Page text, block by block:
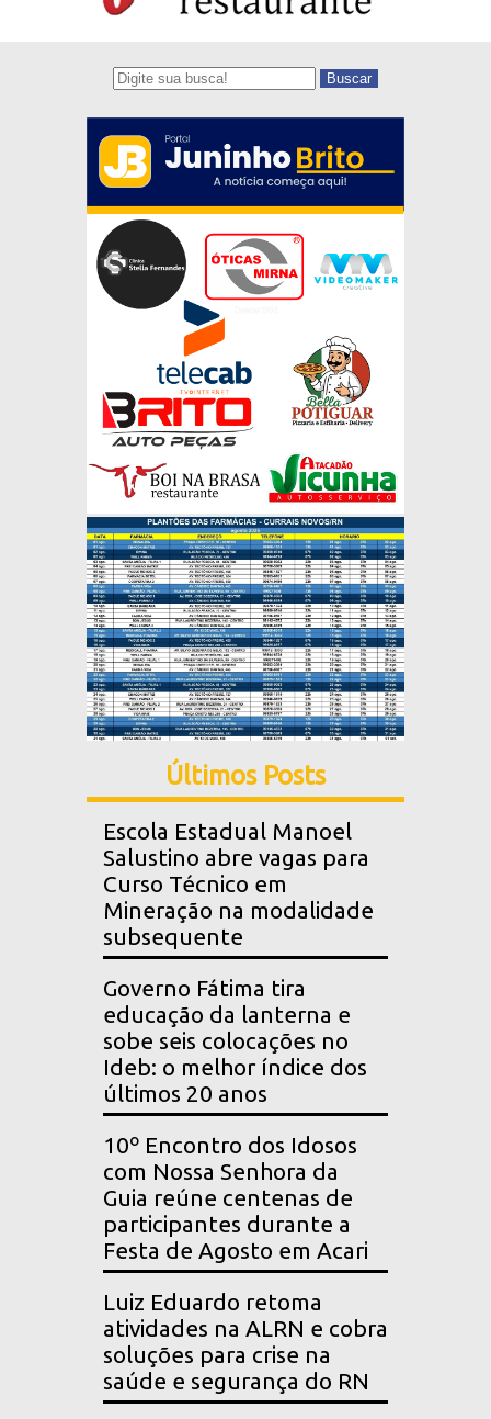
Buscar
Últimos Posts
Escola Estadual Manoel
Salustino abre vagas para
Curso Técnico em
Mineração na modalidade
subsequente
Governo Fátima tira
educação da lanterna e
sobe seis colocações no
Ideb: o melhor índice dos
últimos 20 anos
10º Encontro dos Idosos
com Nossa Senhora da
Guia reúne centenas de
participantes durante a
Festa de Agosto em Acari
Luiz Eduardo retoma
atividades na ALRN e cobra
soluções para crise na
saúde e segurança do RN